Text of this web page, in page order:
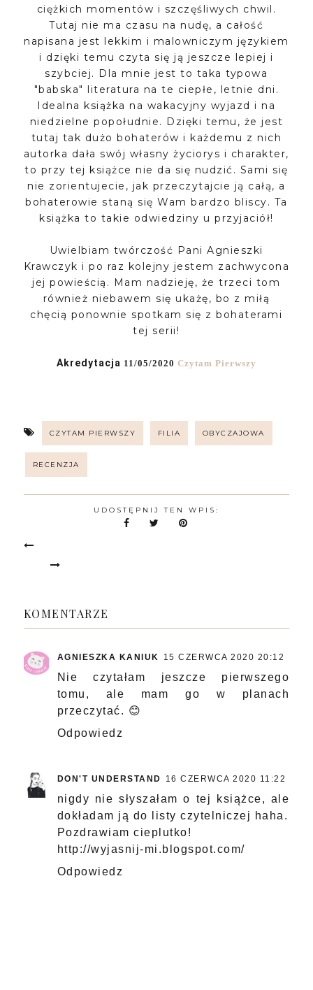
ciężkich momentów i szczęśliwych chwil.
Tutaj nie ma czasu na nudę, a całość
napisana jest lekkim i malowniczym językiem
i dzięki temu czyta się ją jeszcze lepiej i
szybciej. Dla mnie jest to taka typowa
"babska" literatura na te ciepłe, letnie dni.
Idealna książka na wakacyjny wyjazd i na
niedzielne popołudnie. Dzięki temu, że jest
tutaj tak dużo bohaterów i każdemu z nich
autorka dała swój własny życiorys i charakter,
to przy tej książce nie da się nudzić. Sami się
nie zorientujecie, jak przeczytajcie ją całą, a
bohaterowie staną się Wam bardzo bliscy. Ta
książka to takie odwiedziny u przyjaciół!
Uwielbiam twórczość Pani Agnieszki
Krawczyk i po raz kolejny jestem zachwycona
jej powieścią. Mam nadzieję, że trzeci tom
również niebawem się ukażę, bo z miłą
chęcią ponownie spotkam się z bohaterami
tej serii!
Akredytacja 11/05/2020 Czytam Pierwszy
CZYTAM PIERWSZY FILIA OBYCZAJOWA
RECENZJA
UDOSTĘPNIJ TEN WPIS:
KOMENTARZE
AGNIESZKA KANIUK 15 CZERWCA 2020 20:12
Nie czytałam jeszcze pierwszego
tomu, ale mam go w planach
przeczytać. 😊
Odpowiedz
DON'T UNDERSTAND 16 CZERWCA 2020 11:22
nigdy nie słyszałam o tej książce, ale
dokładam ją do listy czytelniczej haha.
Pozdrawiam cieplutko!
http://wyjasnij-mi.blogspot.com/
Odpowiedz